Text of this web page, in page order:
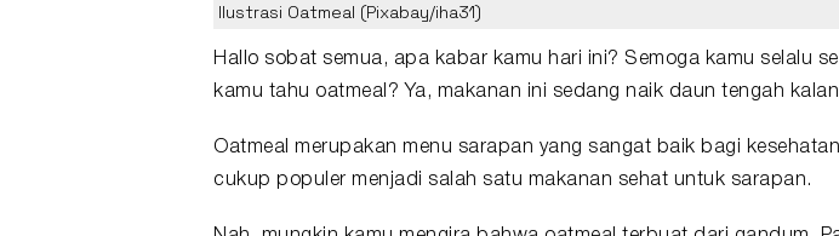
Ilustrasi Oatmeal (Pixabay/iha31)
Hallo sobat semua, apa kabar kamu hari ini? Semoga kamu selalu
kamu tahu oatmeal ? Ya, makanan ini sedang naik daun tengah
Oatmeal merupakan menu sarapan yang sangat baik bagi
cukup populer menjadi salah satu makanan sehat untuk sarapan.